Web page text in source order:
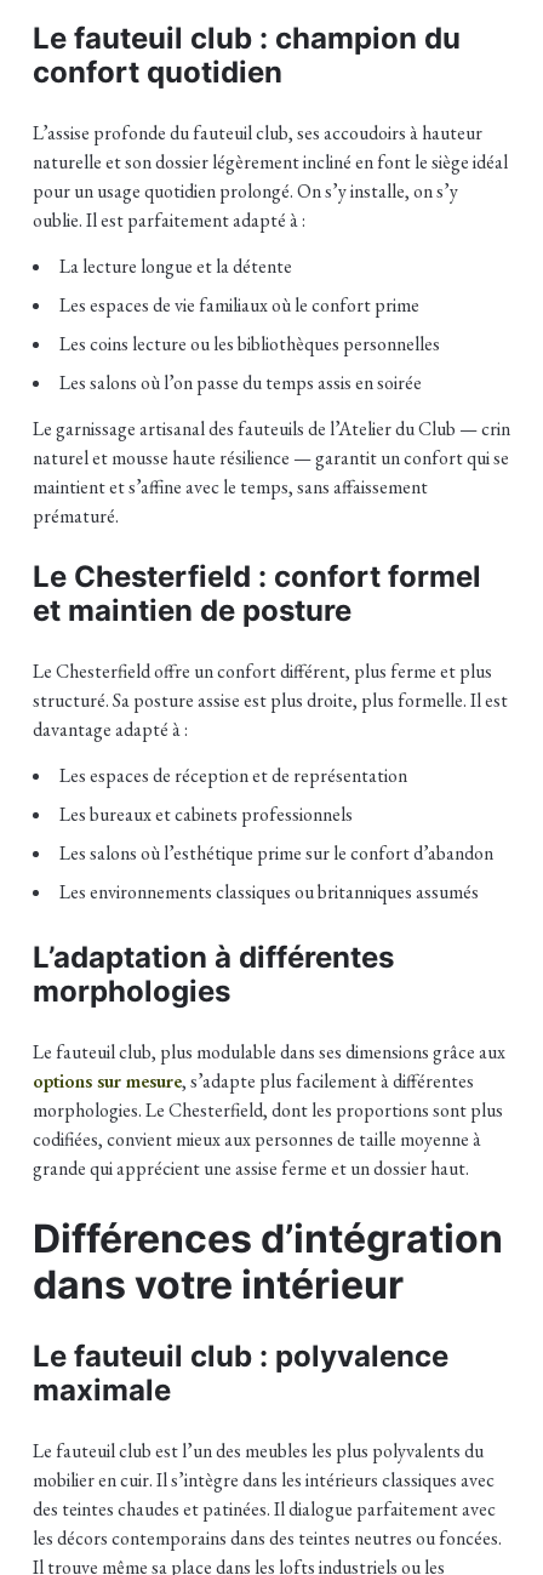
Le fauteuil club : champion du
confort quotidien
L’assise profonde du fauteuil club, ses accoudoirs à hauteur
naturelle et son dossier légèrement incliné en font le siège idéal
pour un usage quotidien prolongé. On s’y installe, on s’y
oublie. Il est parfaitement adapté à :
La lecture longue et la détente
Les espaces de vie familiaux où le confort prime
Les coins lecture ou les bibliothèques personnelles
Les salons où l’on passe du temps assis en soirée
Le garnissage artisanal des fauteuils de l’Atelier du Club — crin
naturel et mousse haute résilience — garantit un confort qui se
maintient et s’affine avec le temps, sans affaissement
prématuré.
Le Chesterfield : confort formel
et maintien de posture
Le Chesterfield offre un confort différent, plus ferme et plus
structuré. Sa posture assise est plus droite, plus formelle. Il est
davantage adapté à :
Les espaces de réception et de représentation
Les bureaux et cabinets professionnels
Les salons où l’esthétique prime sur le confort d’abandon
Les environnements classiques ou britanniques assumés
L’adaptation à différentes
morphologies
Le fauteuil club, plus modulable dans ses dimensions grâce aux
options sur mesure, s’adapte plus facilement à différentes
morphologies. Le Chesterfield, dont les proportions sont plus
codifiées, convient mieux aux personnes de taille moyenne à
grande qui apprécient une assise ferme et un dossier haut.
Différences d’intégration
dans votre intérieur
Le fauteuil club : polyvalence
maximale
Le fauteuil club est l’un des meubles les plus polyvalents du
mobilier en cuir. Il s’intègre dans les intérieurs classiques avec
des teintes chaudes et patinées. Il dialogue parfaitement avec
les décors contemporains dans des teintes neutres ou foncées.
Il trouve même sa place dans les lofts industriels ou les